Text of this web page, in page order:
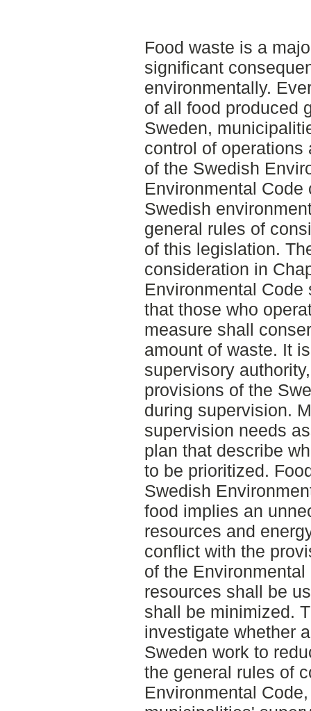
Food waste is a
significant
environmentally.
of all food produced
Sweden,
control of
of the Swedish
Environmental
Swedish
general rules of
of this legislation.
consideration in
Environmental
that those who
measure shall
amount of waste. It
supervisory
provisions of the
during supervision.
supervision needs
plan that describe
to be prioritized.
Swedish
food implies an
resources and
conflict with the
of the
resources shall be
shall be minimized.
investigate whether
Sweden work to
the general rules of
Environmental